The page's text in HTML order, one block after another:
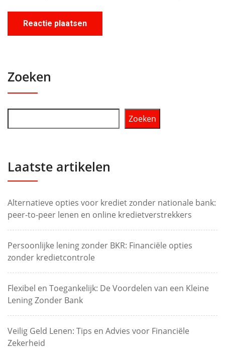
Zoeken
Zoeken
Laatste artikelen
Alternatieve opties voor krediet zonder nationale bank:
peer-to-peer lenen en online kredietverstrekkers
Persoonlijke lening zonder BKR: Financiële opties
zonder kredietcontrole
Flexibel en Toegankelijk: De Voordelen van een Kleine
Lening Zonder Bank
Veilig Geld Lenen: Tips en Advies voor Financiële
Zekerheid